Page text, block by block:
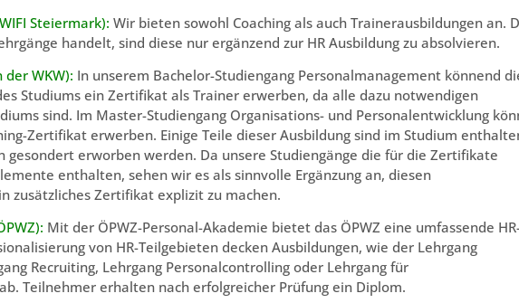
Steiermark): Wir bieten sowohl Coaching als auch Trainerausbildungen an.
handelt, sind diese nur ergänzend zur HR Ausbildung zu absolvieren.
WKW): In unserem Bachelor-Studiengang Personalmanagement könnend
Studiums ein Zertifikat als Trainer erwerben, da alle dazu notwendigen
sind. Im Master-Studiengang Organisations- und Personalentwicklung
Zertifikat erwerben. Einige Teile dieser Ausbildung sind im Studium
gesondert erworben werden. Da unsere Studiengänge die für die Zertifikate
enthalten, sehen wir es als sinnvolle Ergänzung an, diesen
zusätzliches Zertifikat explizit zu machen.
Mit der ÖPWZ-Personal-Akademie bietet das ÖPWZ eine umfassende
von HR-Teilgebieten decken Ausbildungen, wie der Lehrgang
Recruiting, Lehrgang Personalcontrolling oder Lehrgang für
Teilnehmer erhalten nach erfolgreicher Prüfung ein Diplom.